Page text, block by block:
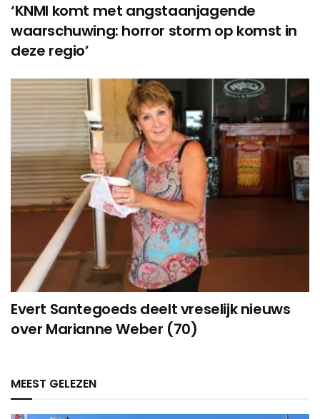
‘KNMI komt met angstaanjagende
waarschuwing: horror storm op komst in
deze regio’
Evert Santegoeds deelt vreselijk nieuws
over Marianne Weber (70)
MEEST GELEZEN